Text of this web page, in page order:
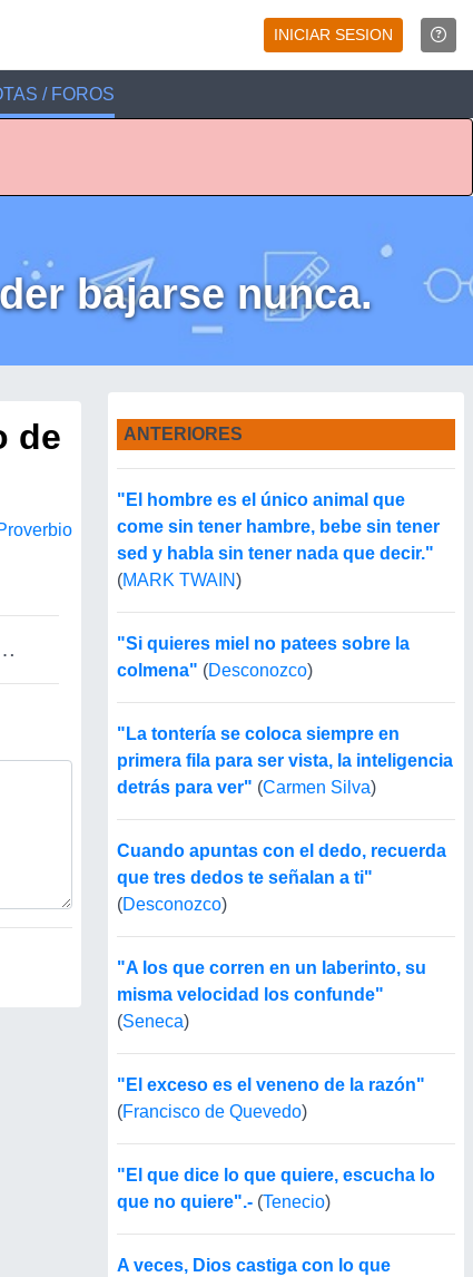
INICIAR SESION
/ FOROS
bajarse nunca.
de
ANTERIORES
"El hombre es el único animal que
come sin tener hambre, bebe sin tener
sed y habla sin tener nada que decir."
(MARK TWAIN)
"Si quieres miel no patees sobre la
colmena" (Desconozco)
"La tontería se coloca siempre en
primera fila para ser vista, la inteligencia
detrás para ver" (Carmen Silva)
Cuando apuntas con el dedo, recuerda
que tres dedos te señalan a ti"
(Desconozco)
"A los que corren en un laberinto, su
misma velocidad los confunde"
(Seneca)
"El exceso es el veneno de la razón"
(Francisco de Quevedo)
"El que dice lo que quiere, escucha lo
que no quiere".- (Tenecio)
A veces, Dios castiga con lo que